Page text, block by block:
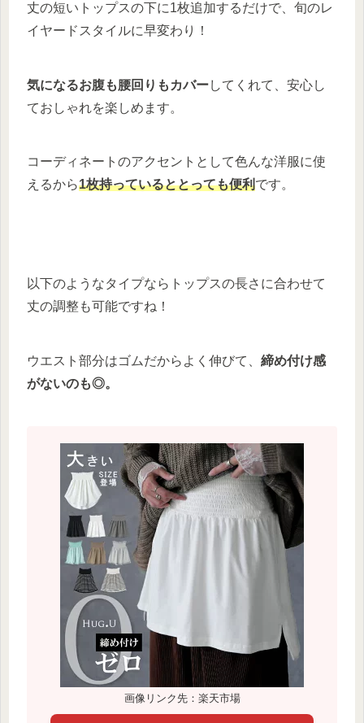
丈の短いトップスの下に1枚追加するだけで、旬のレ
イヤードスタイルに早変わり！
気になるお腹も腰回りもカバーしてくれて、安心し
ておしゃれを楽しめます。
コーディネートのアクセントとして色んな洋服に使
えるから1枚持っているととっても便利です。
以下のようなタイプならトップスの長さに合わせて
丈の調整も可能ですね！
ウエスト部分はゴムだからよく伸びて、 締め付け感
がないのも◎。
画像リンク先：楽天市場